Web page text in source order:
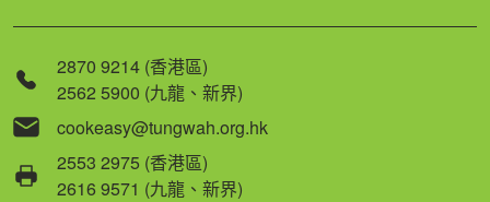
2870 9214 (香港區)
2562 5900 (九龍、新界)
cookeasy@tungwah.org.hk
2553 2975 (香港區)
2616 9571 (九龍、新界)